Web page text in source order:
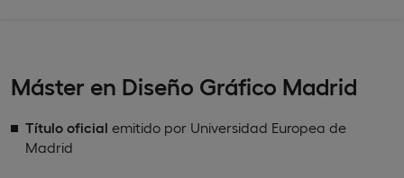
Máster en Diseño Gráfico Madrid
Título oficial emitido por Universidad Europea de
Madrid